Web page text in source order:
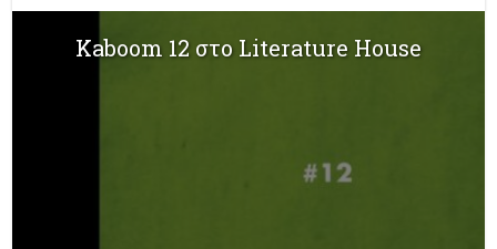
Kaboom 12 στο Literature House